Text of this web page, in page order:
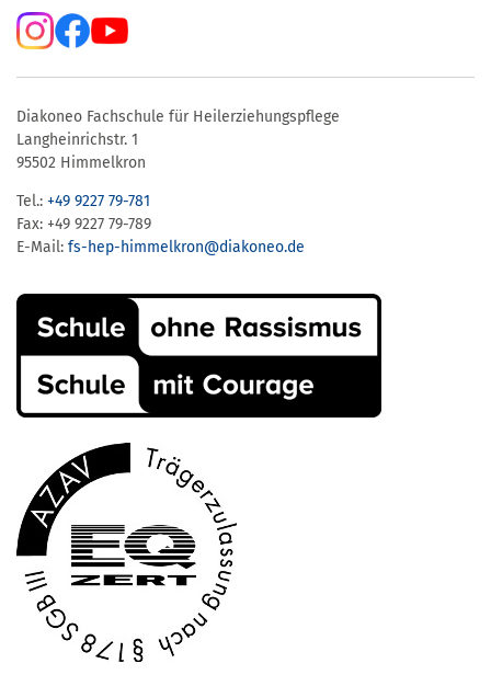
Diakoneo Fachschule für Heilerziehungspflege
Langheinrichstr. 1
95502 Himmelkron
Tel.: +49 9227 79-781
Fax: +49 9227 79-789
E-Mail: fs-hep-himmelkron​@diakoneo.de